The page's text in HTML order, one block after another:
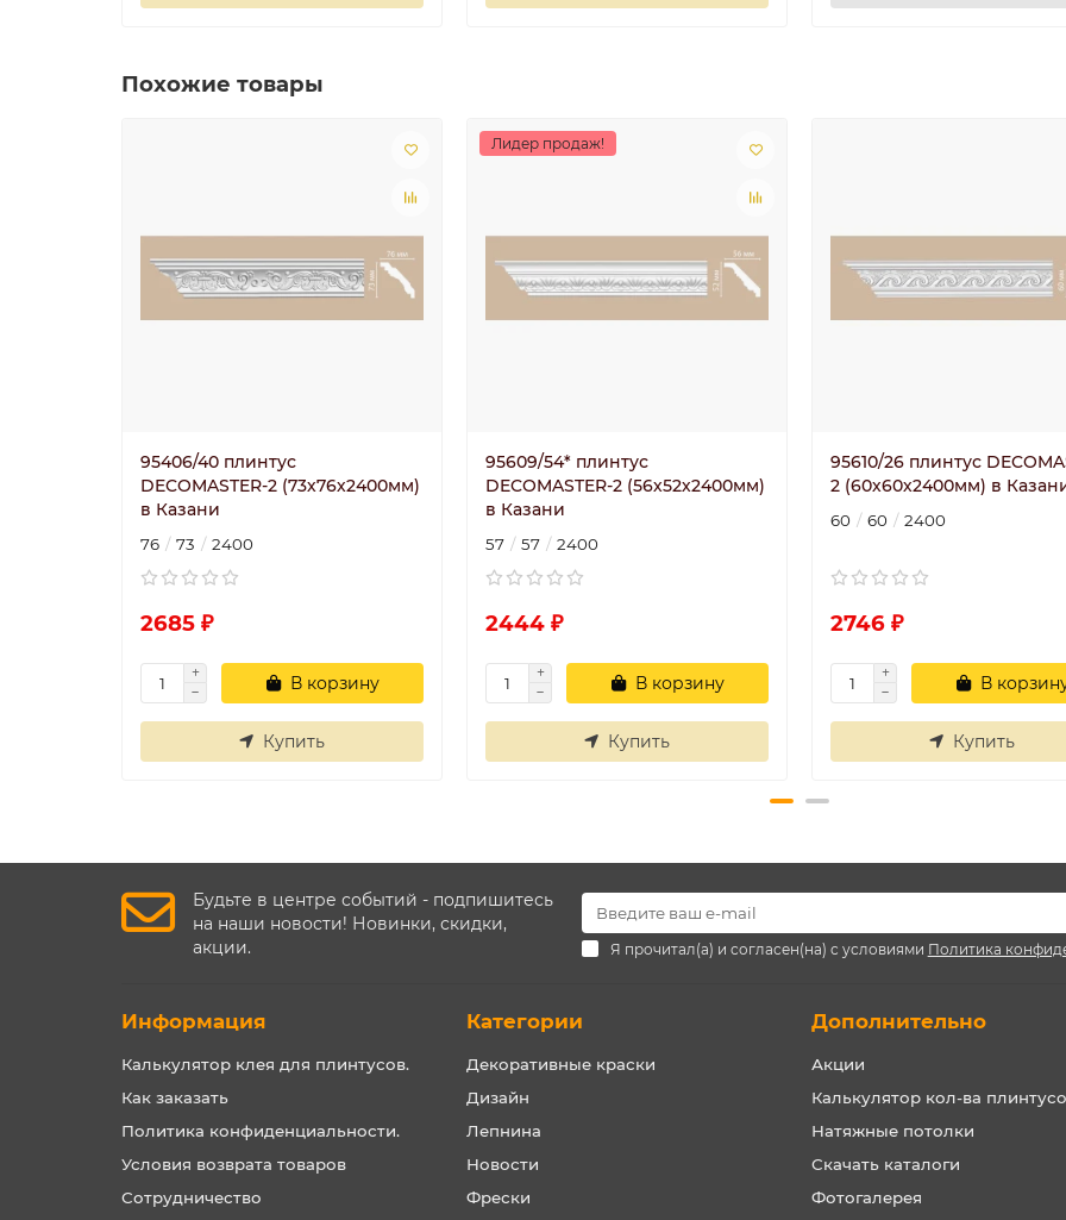
Похожие товары
95406/40 плинтус
DECOMASTER-2 (73х76х2400мм)
в Казани
76 73 2400
2685 ₽
В корзину
Купить
Лидер продаж!
95609/54* плинтус
DECOMASTER-2 (56х52х2400мм)
в Казани
57 57 2400
2444 ₽
В корзину
Купить
95610/26 плинтус
2 (60х60х2400мм) в
60 60 2400
2746 ₽
В
Купить
Будьте в центре событий - подпишитесь
на наши новости! Новинки, скидки,
акции.
Я прочитал(а) и согласен(на) с условиями Политика
Информация
Калькулятор клея для плинтусов.
Как заказать
Политика конфиденциальности.
Условия возврата товаров
Сотрудничество
Категории
Декоративные краски
Дизайн
Лепнина
Новости
Фрески
Дополнительно
Акции
Калькулятор кол-ва
Натяжные потолки
Скачать каталоги
Фотогалерея